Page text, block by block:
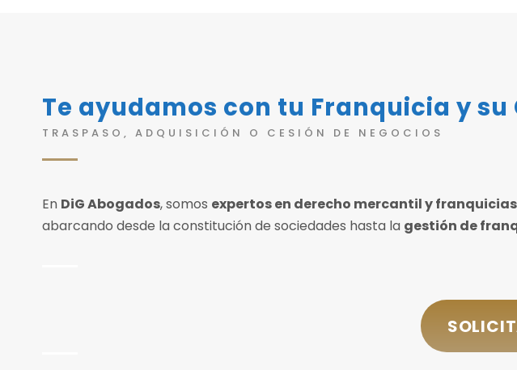
Te ayudamos con tu Franquicia y
TRASPASO, ADQUISICIÓN O CESIÓN DE NEGOCIOS
En DiG Abogados, somos expertos en derecho mercantil y franquicias
abarcando desde la constitución de sociedades hasta la gestión de